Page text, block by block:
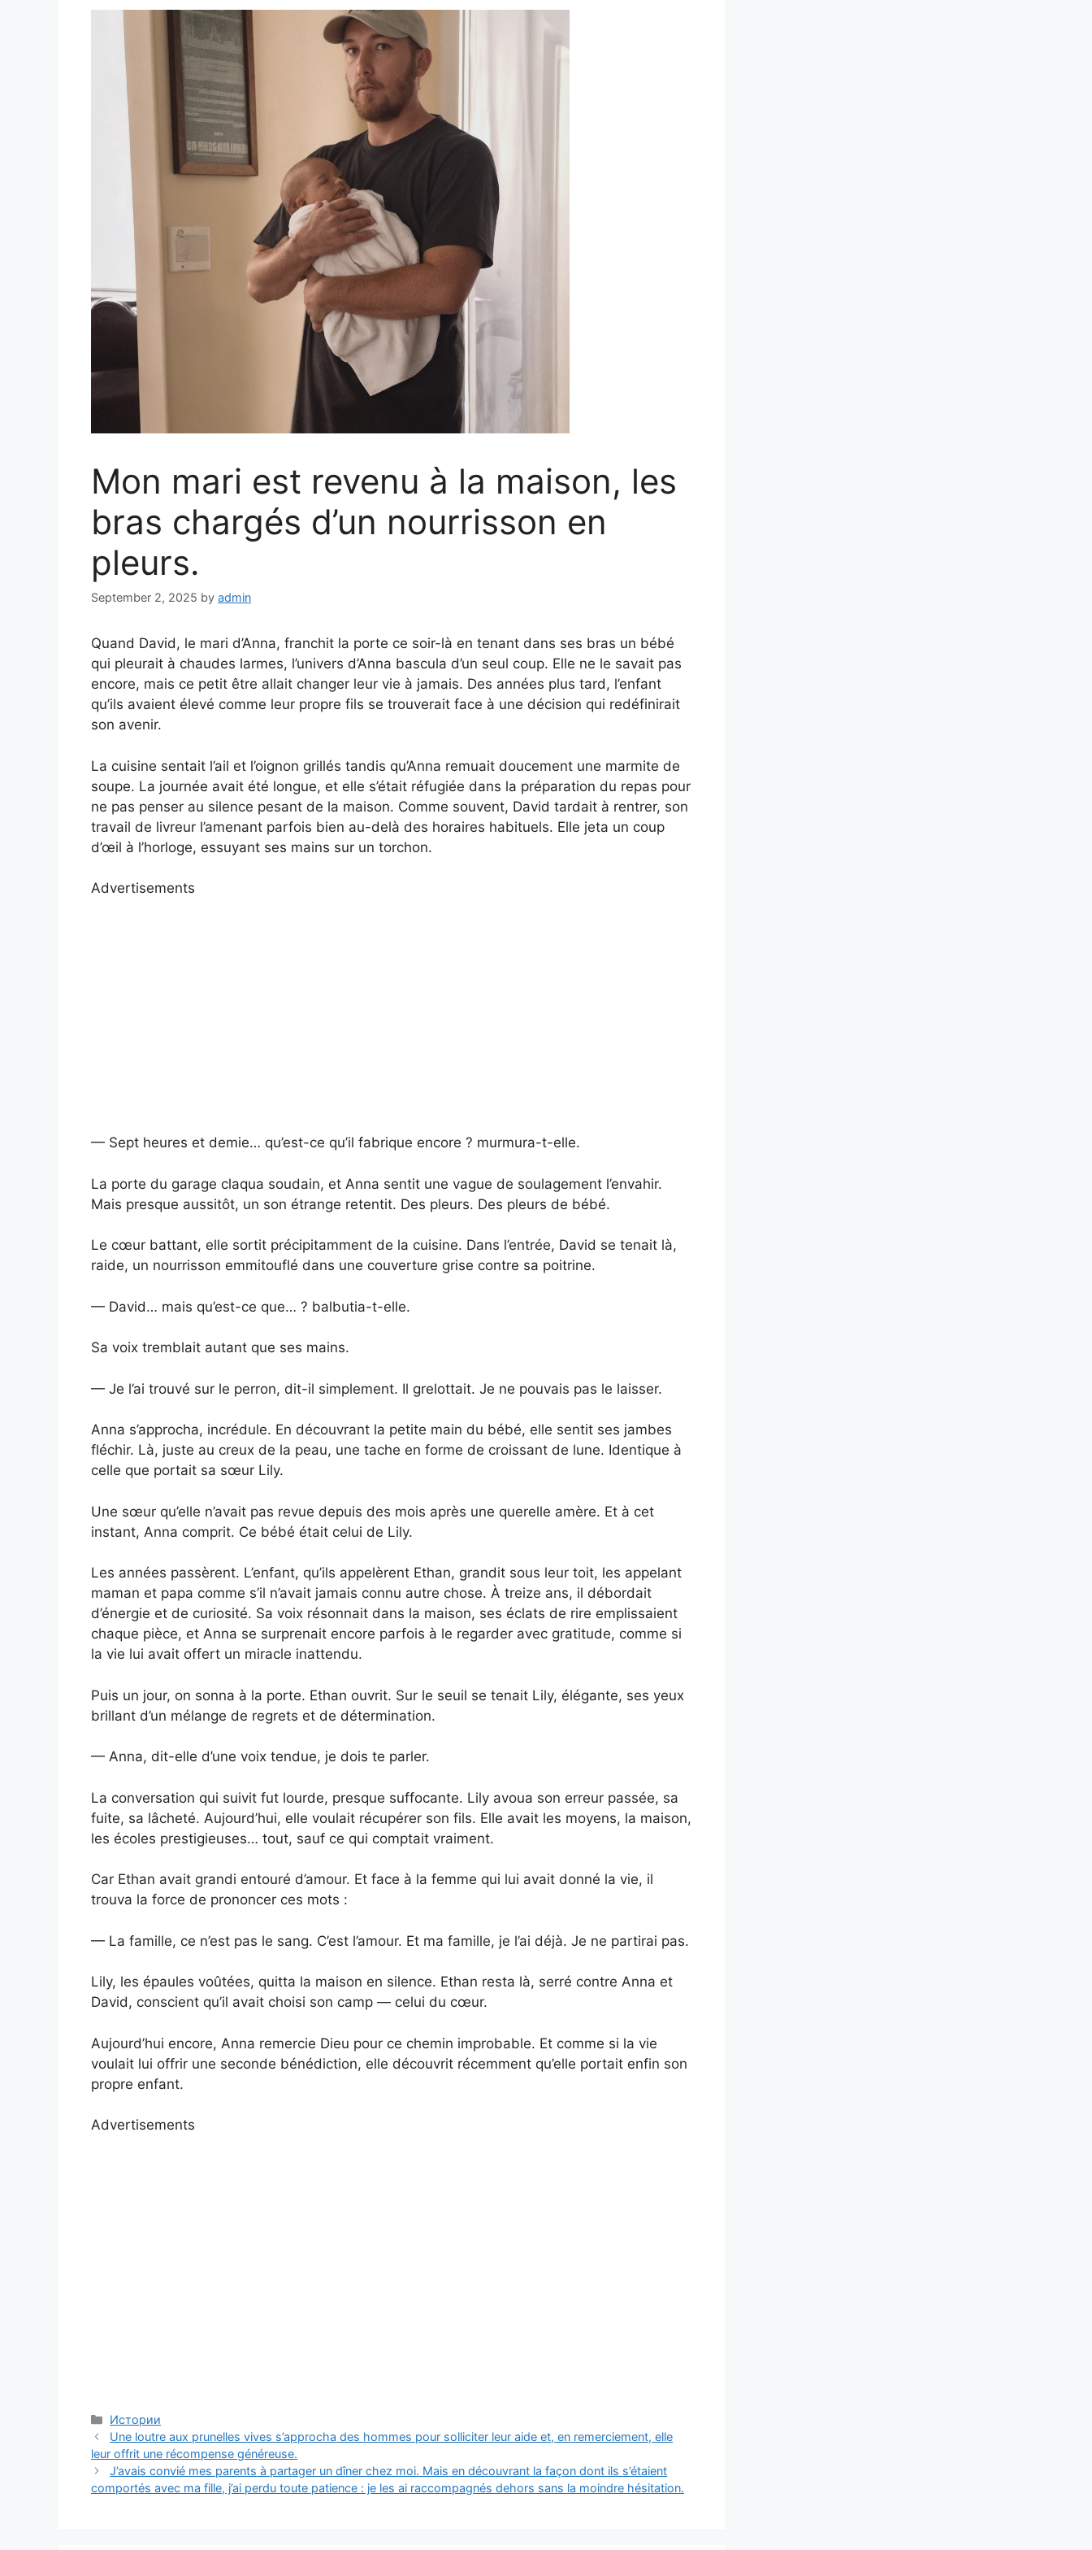
Mon mari est revenu à la maison, les
bras chargés d’un nourrisson en
pleurs.
September 2, 2025 by admin
Quand David, le mari d’Anna, franchit la porte ce soir-là en tenant dans ses bras un bébé
qui pleurait à chaudes larmes, l’univers d’Anna bascula d’un seul coup. Elle ne le savait pas
encore, mais ce petit être allait changer leur vie à jamais. Des années plus tard, l’enfant
qu’ils avaient élevé comme leur propre fils se trouverait face à une décision qui redéfinirait
son avenir.
La cuisine sentait l’ail et l’oignon grillés tandis qu’Anna remuait doucement une marmite de
soupe. La journée avait été longue, et elle s’était réfugiée dans la préparation du repas pour
ne pas penser au silence pesant de la maison. Comme souvent, David tardait à rentrer, son
travail de livreur l’amenant parfois bien au-delà des horaires habituels. Elle jeta un coup
d’œil à l’horloge, essuyant ses mains sur un torchon.
Advertisements
— Sept heures et demie… qu’est-ce qu’il fabrique encore ? murmura-t-elle.
La porte du garage claqua soudain, et Anna sentit une vague de soulagement l’envahir.
Mais presque aussitôt, un son étrange retentit. Des pleurs. Des pleurs de bébé.
Le cœur battant, elle sortit précipitamment de la cuisine. Dans l’entrée, David se tenait là,
raide, un nourrisson emmitouflé dans une couverture grise contre sa poitrine.
— David… mais qu’est-ce que… ? balbutia-t-elle.
Sa voix tremblait autant que ses mains.
— Je l’ai trouvé sur le perron, dit-il simplement. Il grelottait. Je ne pouvais pas le laisser.
Anna s’approcha, incrédule. En découvrant la petite main du bébé, elle sentit ses jambes
fléchir. Là, juste au creux de la peau, une tache en forme de croissant de lune. Identique à
celle que portait sa sœur Lily.
Une sœur qu’elle n’avait pas revue depuis des mois après une querelle amère. Et à cet
instant, Anna comprit. Ce bébé était celui de Lily.
Les années passèrent. L’enfant, qu’ils appelèrent Ethan, grandit sous leur toit, les appelant
maman et papa comme s’il n’avait jamais connu autre chose. À treize ans, il débordait
d’énergie et de curiosité. Sa voix résonnait dans la maison, ses éclats de rire emplissaient
chaque pièce, et Anna se surprenait encore parfois à le regarder avec gratitude, comme si
la vie lui avait offert un miracle inattendu.
Puis un jour, on sonna à la porte. Ethan ouvrit. Sur le seuil se tenait Lily, élégante, ses yeux
brillant d’un mélange de regrets et de détermination.
— Anna, dit-elle d’une voix tendue, je dois te parler.
La conversation qui suivit fut lourde, presque suffocante. Lily avoua son erreur passée, sa
fuite, sa lâcheté. Aujourd’hui, elle voulait récupérer son fils. Elle avait les moyens, la maison,
les écoles prestigieuses… tout, sauf ce qui comptait vraiment.
Car Ethan avait grandi entouré d’amour. Et face à la femme qui lui avait donné la vie, il
trouva la force de prononcer ces mots :
— La famille, ce n’est pas le sang. C’est l’amour. Et ma famille, je l’ai déjà. Je ne partirai pas.
Lily, les épaules voûtées, quitta la maison en silence. Ethan resta là, serré contre Anna et
David, conscient qu’il avait choisi son camp — celui du cœur.
Aujourd’hui encore, Anna remercie Dieu pour ce chemin improbable. Et comme si la vie
voulait lui offrir une seconde bénédiction, elle découvrit récemment qu’elle portait enfin son
propre enfant.
Advertisements
Categories
Истории
Une loutre aux prunelles vives s’approcha des hommes pour solliciter leur aide et, en remerciement, elle
leur offrit une récompense généreuse.
J’avais convié mes parents à partager un dîner chez moi. Mais en découvrant la façon dont ils s’étaient
comportés avec ma fille, j’ai perdu toute patience : je les ai raccompagnés dehors sans la moindre hésitation.